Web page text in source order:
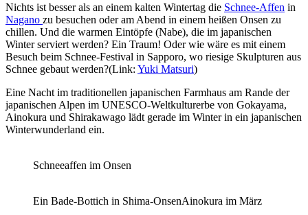
Nichts ist besser als an einem kalten Wintertag die Schnee-Affen in
Nagano zu besuchen oder am Abend in einem heißen Onsen zu
chillen. Und die warmen Eintöpfe (Nabe), die im japanischen
Winter serviert werden? Ein Traum! Oder wie wäre es mit einem
Besuch beim Schnee-Festival in Sapporo, wo riesige Skulpturen aus
Schnee gebaut werden?(Link: Yuki Matsuri)
Eine Nacht im traditionellen japanischen Farmhaus am Rande der
japanischen Alpen im UNESCO-Weltkulturerbe von Gokayama,
Ainokura und Shirakawago lädt gerade im Winter in ein japanischen
Winterwunderland ein.
Schneeaffen im Onsen
Ein Bade-Bottich in Shima-OnsenAinokura im März